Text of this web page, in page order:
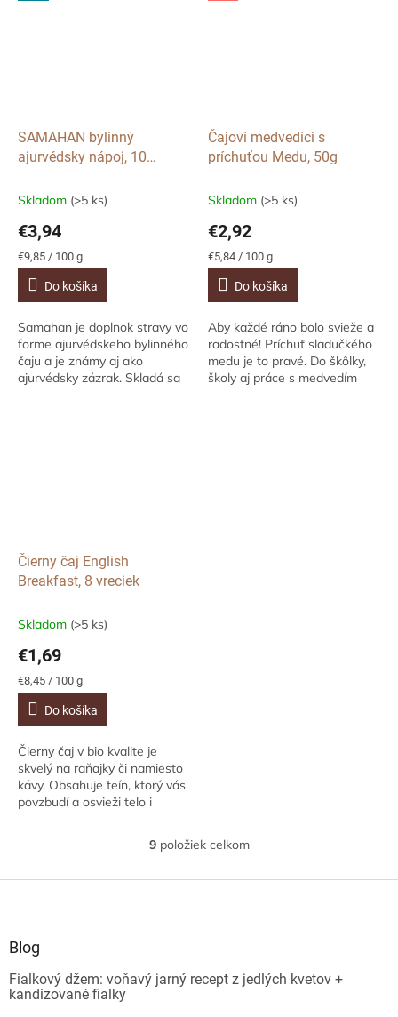
ideálny najmä v...
posilnenie obranyschopnosti
SAMAHAN bylinný
ajurvédsky nápoj, 10
Skladom (>5 ks)
€3,94
Jednotková
cena:
€9,85 / 100 g
Do košíka
Samahan je doplnok stravy vo
forme ajurvédskeho bylinného
čaju a je známy aj ako
ajurvédsky zázrak. Skladá sa
zo 14 rôznych bylinných
Čajoví medvedíci s
príchuťou Medu, 50g
Skladom (>5 ks)
€2,92
Jednotková
cena:
€5,84 / 100 g
Do košíka
Aby každé ráno bolo svieže a
radostné! Príchuť sladučkého
medu je to pravé. Do škôlky,
školy aj práce s medvedím
Čierny čaj English
Breakfast, 8 vreciek
Skladom (>5 ks)
€1,69
Jednotková
cena:
€8,45 / 100 g
Do košíka
Čierny čaj v bio kvalite je
skvelý na raňajky či namiesto
kávy. Obsahuje teín, ktorý vás
povzbudí a osvieži telo i
O
l
e
9položiek celkom
Blog
Fialkový džem: voňavý jarný recept z jedlých kvetov +
kandizované fialky